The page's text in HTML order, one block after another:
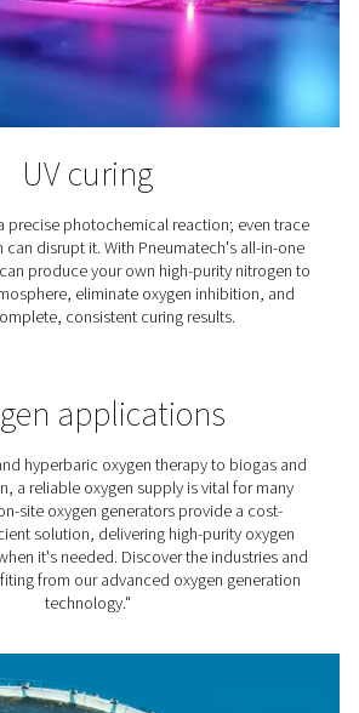
natryskowe
azotu do malowania natryskowego
powietrza zapewnia korzyści, od
po niższe koszty operacyjne.